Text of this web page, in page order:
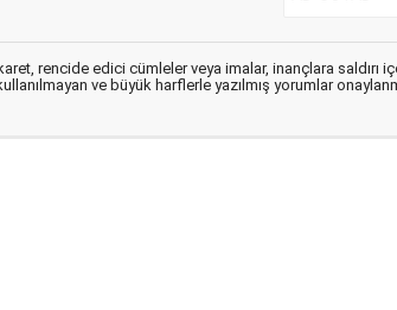
rencide edici cümleler veya imalar, inançlara saldırı
ve büyük harflerle yazılmış yorumlar